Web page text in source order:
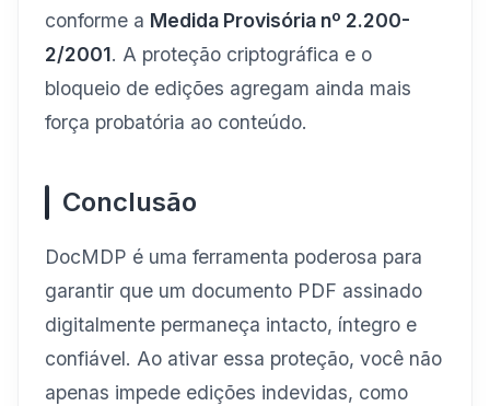
conforme a Medida Provisória nº 2.200-
2/2001. A proteção criptográfica e o
bloqueio de edições agregam ainda mais
força probatória ao conteúdo.
Conclusão
DocMDP é uma ferramenta poderosa para
garantir que um documento PDF assinado
digitalmente permaneça intacto, íntegro e
confiável. Ao ativar essa proteção, você não
apenas impede edições indevidas, como